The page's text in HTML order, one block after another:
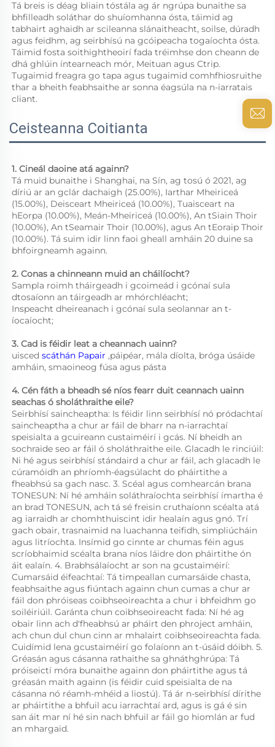
Tá breis is déag bliain tóstála ag ár ngrúpa bunaithe sa
bhfilleadh soláthar do shuíomhanna ósta, táimid ag
tabhairt aghaidh ar scileanna slánaitheacht, soilse, dúradh
agus feidhm, ag seirbhísú na gcóipeacha togaíochta ósta.
Táimid fosta soithightheoirí fada tréimhse don cheann de
dhá ghlúin íntearneach mór, Meituan agus Ctrip.
Tugaimid freagra go tapa agus tugaimid comhfhiosruithe
thar a bheith feabhsaithe ar sonna éagsúla na n-iarratais
cliant.
Ceisteanna Coitianta
1. Cineál daoine atá againn?
Tá muid bunaithe i Shanghai, na Sín, ag tosú ó 2021, ag
díriú ar an gclár dachaigh (25.00%), Iarthar Mheiriceá
(15.00%), Deisceart Mheiriceá (10.00%), Tuaisceart na
hEorpa (10.00%), Meán-Mheiriceá (10.00%), An tSiain Thoir
(10.00%), An tSeamair Thoir (10.00%), agus An tEoraip Thoir
(10.00%). Tá suim idir linn faoi gheall amháin 20 duine sa
bhfoirgneamh againn.
2. Conas a chinneann muid an cháilíocht?
Sampla roimh tháirgeadh i gcoimeád i gcónaí sula
dtosaíonn an táirgeadh ar mhórchléacht;
Inspeacht dheireanach i gcónaí sula seolannar an t-
íocaíocht;
3. Cad is féidir leat a cheannach uainn?
uisced scáthán Papair ,páipéar, mála díolta, bróga úsáide
amháin, smaoineog fúsa agus pásta
4. Cén fáth a bheadh sé níos fearr duit ceannach uainn
seachas ó sholáthraithe eile?
Seirbhísí saincheaptha: Is féidir linn seirbhísí nó pródachtaí
saincheaptha a chur ar fáil de bharr na n-iarrachtaí
speisialta a gcuireann custaiméirí i gcás. Ní bheidh an
sochraide seo ar fáil ó sholáthraithe eile. Glacadh le rinciúil:
Ni hé agus seirbhísí stándaird a chur ar fáil, ach glacadh le
cúramóidh an phríomh-éagsúlacht do pháirtithe a
fheabhsú sa gach nasc. 3. Scéal agus comhearcán brana
TONESUN: Ní hé amháin soláthraíochta seirbhísí ímartha é
an brad TONESUN, ach tá sé freisin cruthaíonn scéalta atá
ag iarraidh ar chomhthuiscint idir healaín agus gnó. Trí
gach obair, trasnaimid na luachanna teifidh, simpliúcháin
agus litríochta. Insímid go cinnte ar chumas féin agus
scríobhaimid scéalta brana níos láidre don pháirtithe ón
áit ealaín. 4. Brabhsálaíocht ar son na gcustaiméirí:
Cumarsáid éifeachtaí: Tá timpeallan cumarsáide chasta,
feabhsaithe agus fiúntach againn chun cumas a chur ar
fáil don phróiseas coibhseoireachta a chur i bhfeidhm go
soiléiriúil. Garánta chun coibhseoireacht fada: Ní hé ag
obair linn ach d'fheabhsú ar pháirt den phroject amháin,
ach chun dul chun cinn ar mhalairt coibhseoireachta fada.
Cuidímid lena gcustaiméirí go folaíonn an t-úsáid dóibh. 5.
Gréasán agus cásanna rathaithe sa ghnáthghrúpa: Tá
próiseictí móra bunaithe againn don pháirtithe agus tá
gréasán maith againn (is féidir cuid speisialta de na
cásanna nó réamh-mhéid a liostú). Tá ár n-seirbhísí dírithe
ar pháirtithe a bhfuil acu iarrachtaí ard, agus is gá é sin
san áit mar ní hé sin nach bhfuil ar fáil go hiomlán ar fud
an mhargaid.